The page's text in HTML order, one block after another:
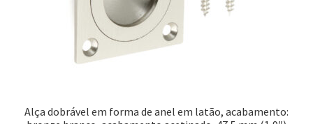
Alça dobrável em forma de anel em latão, acabamento: